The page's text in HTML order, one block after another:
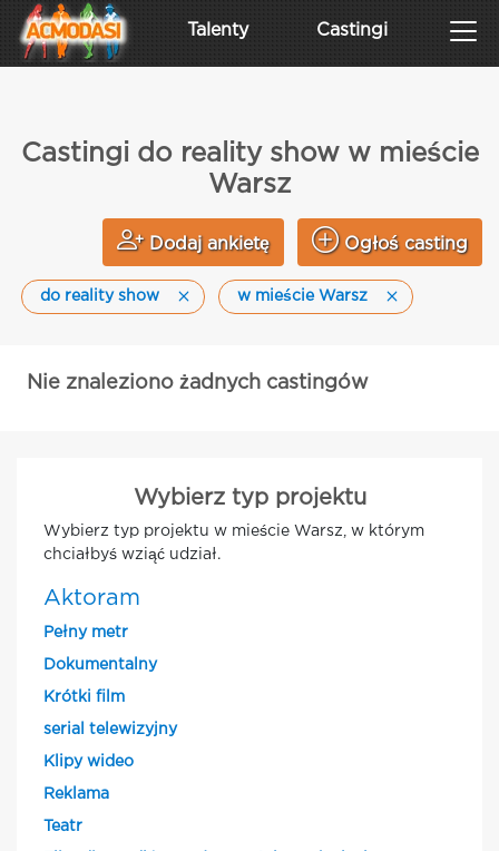
Talenty Castingi
Castingi do reality show w mieście
Warsz
Dodaj ankietę Ogłoś casting
do reality show w mieście Warsz
Nie znaleziono żadnych castingów
Wybierz typ projektu
Wybierz typ projektu w mieście Warsz, w którym
chciałbyś wziąć udział.
Aktoram
Pełny metr
Dokumentalny
Krótki film
serial telewizyjny
Klipy wideo
Reklama
Teatr